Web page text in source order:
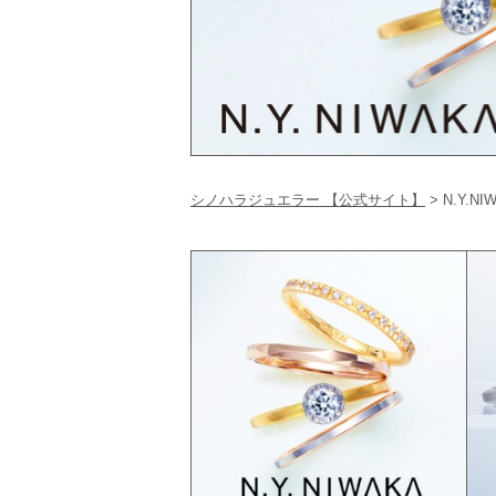
シノハラジュエラー 【公式サイト】 >